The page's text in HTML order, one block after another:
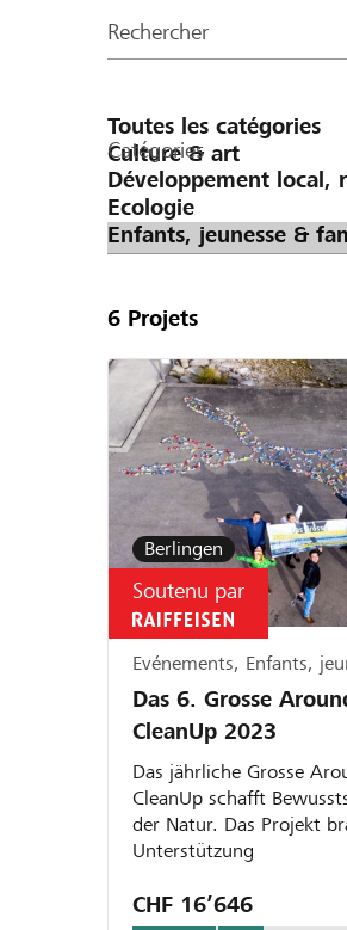
la
Rechercher
Catégories
6 Projets
Berlingen
Soutenu par
Das 6. Grosse
CleanUp 2023
Das jährliche Grosse
CleanUp schafft
der Natur. Das Projekt
Unterstützung
CHF 16’646